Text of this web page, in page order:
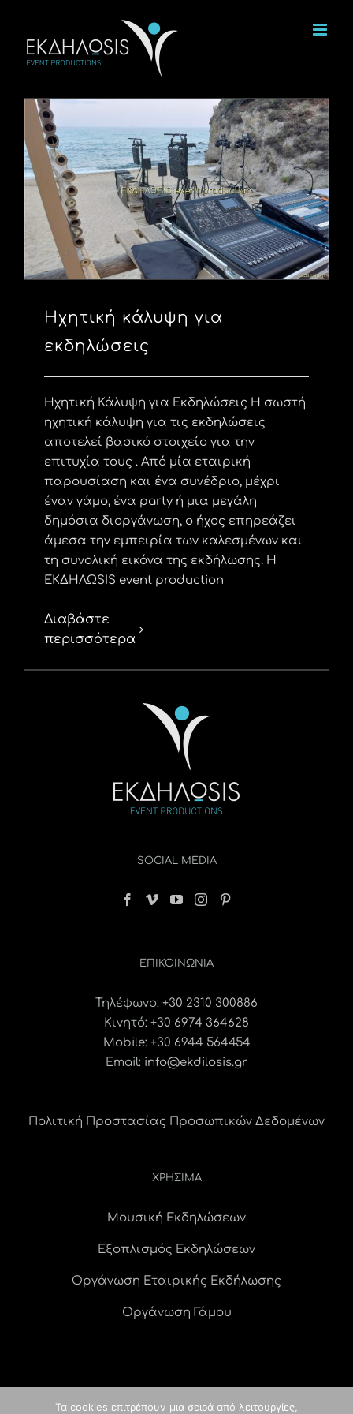
περιεχόμενο
Ηχητική κάλυψη για
εκδηλώσεις
Ηχητική Κάλυψη για Εκδηλώσεις Η σωστή
ηχητική κάλυψη για τις εκδηλώσεις
αποτελεί βασικό στοιχείο για την
επιτυχία τους . Από μία εταιρική
παρουσίαση και ένα συνέδριο, μέχρι
έναν γάμο, ένα party ή μια μεγάλη
δημόσια διοργάνωση, ο ήχος επηρεάζει
άμεσα την εμπειρία των καλεσμένων και
τη συνολική εικόνα της εκδήλωσης. Η
ΕΚΔΗΛΩSIS event production
Διαβάστε
περισσότερα
SOCIAL MEDIA
ΕΠΙΚΟΙΝΩΝΊΑ
Τηλέφωνο: +30 2310 300886
Κινητό: +30 6974 364628
Mobile: +30 6944 564454
Email: info@ekdilosis.gr
Πολιτική Προστασίας Προσωπικών Δεδομένων
ΧΡΗΣΙΜΑ
Μουσική Εκδηλώσεων
Εξοπλισμός Εκδηλώσεων
Οργάνωση Εταιρικής Εκδήλωσης
Οργάνωση Γάμου
Τα cookies επιτρέπουν μια σειρά από λειτουργίες,